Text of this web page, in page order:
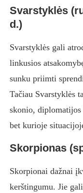
Svarstyklės
d.)
Svarstyklės gali
linkusios
sunku priimti
Tačiau Svarstyklės
skonio,
bet kurioje
Skorpionas
Skorpionai dažnai
kerštingumu. Jie